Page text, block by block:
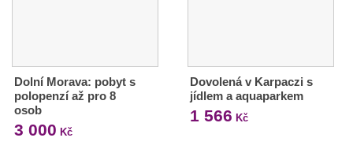
Dolní Morava: pobyt s
polopenzí až pro 8
osob
3 000 Kč
Dovolená v Karpaczi s
jídlem a aquaparkem
1 566 Kč